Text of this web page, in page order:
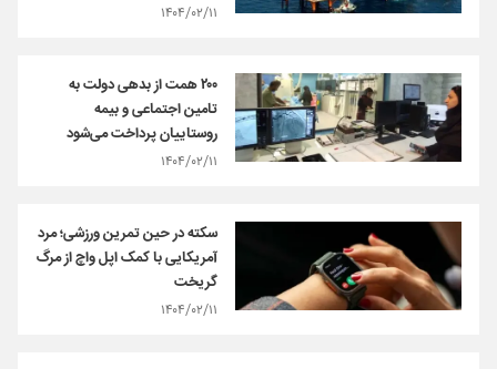
۱۴۰۴/۰۲/۱۱
۲۰۰ همت از بدهی دولت به
تامین اجتماعی و بیمه
روستاییان پرداخت می‌شود
۱۴۰۴/۰۲/۱۱
سکته در حین تمرین ورزشی؛ مرد
آمریکایی با کمک اپل واچ از مرگ
گریخت
۱۴۰۴/۰۲/۱۱